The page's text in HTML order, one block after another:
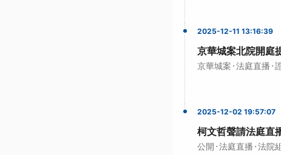
2025-12-11 13:16:39
京華城案北院開庭
京華城案 ·法庭直播 ·
2025-12-02 19:57:07
柯文哲聲請法庭直
公開 ·法庭直播 ·法院